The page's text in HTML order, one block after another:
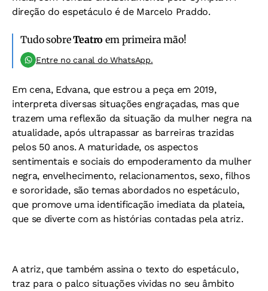
direção do espetáculo é de Marcelo Praddo.
Tudo sobreTeatro em primeira mão!
Entre no canal do WhatsApp.
Em cena, Edvana, que estrou a peça em 2019,
interpreta diversas situações engraçadas, mas que
trazem uma reflexão da situação da mulher negra na
atualidade, após ultrapassar as barreiras trazidas
pelos 50 anos. A maturidade, os aspectos
sentimentais e sociais do empoderamento da mulher
negra, envelhecimento, relacionamentos, sexo, filhos
e sororidade, são temas abordados no espetáculo,
que promove uma identificação imediata da plateia,
que se diverte com as histórias contadas pela atriz.
A atriz, que também assina o texto do espetáculo,
traz para o palco situações vividas no seu âmbito